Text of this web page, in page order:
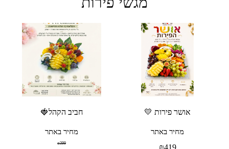
אושר פירות 💛
מחיר באתר
₪419
חביב הקהל🍓
מחיר באתר
₪399